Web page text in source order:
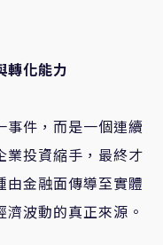
轉化能力
事件，而是一個連續
業投資縮手，最終才
由金融面傳導至實體
波動的真正來源。